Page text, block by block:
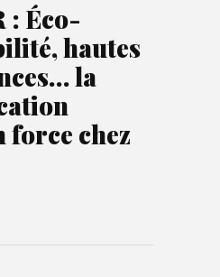
: Éco-
hautes
la
force chez